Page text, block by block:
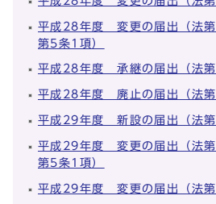
平成28年度 変更の届出（法
第5条1項）
平成28年度 承継の届出（法第
平成28年度 廃止の届出（法第
平成29年度 新設の届出（法第
平成29年度 変更の届出（法第
第5条1項）
平成29年度 変更の届出（法第